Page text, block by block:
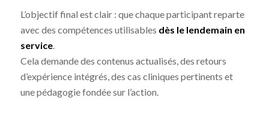
L’objectif final est clair : que chaque participant reparte
avec des compétences utilisables dès le lendemain en
service.
Cela demande des contenus actualisés, des retours
d’expérience intégrés, des cas cliniques pertinents et
une pédagogie fondée sur l’action.